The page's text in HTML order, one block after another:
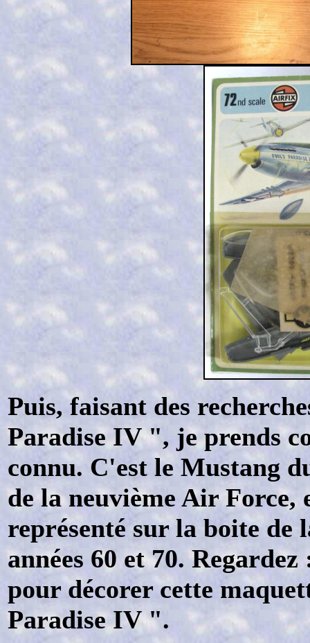
Puis, faisant des
Paradise IV ", je prends
connu. C'est le Mustang
de la neuvième Air
représenté sur la boite
années 60 et 70. Regardez
pour décorer cette
Paradise IV ".